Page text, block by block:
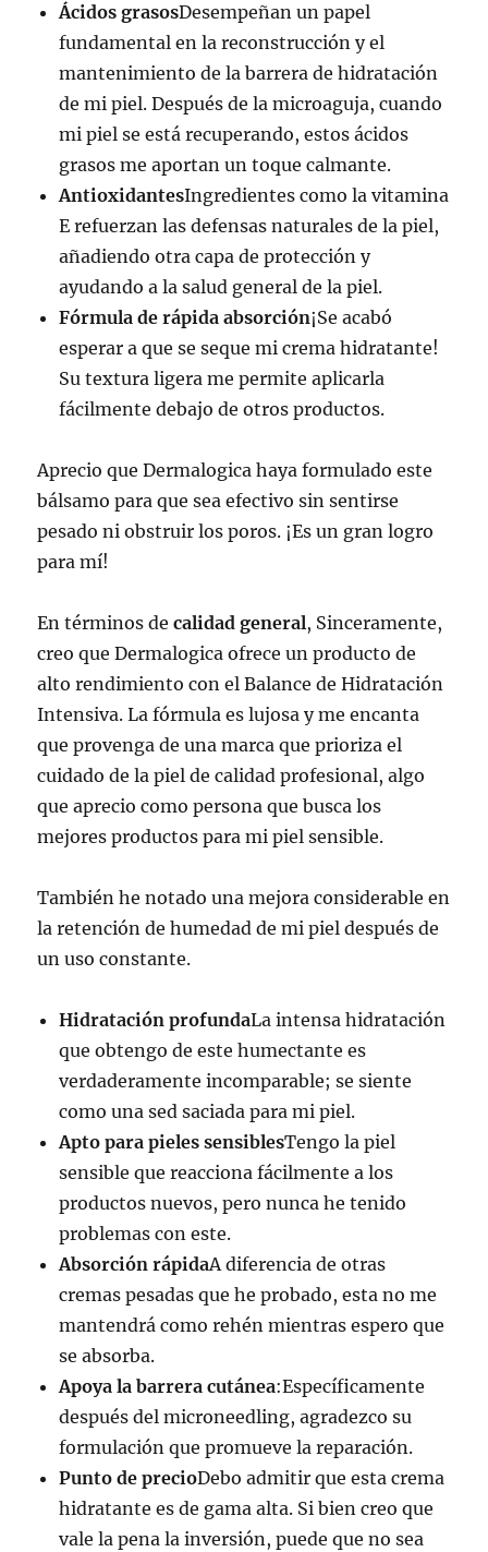
Ácidos grasosDesempeñan un papel
fundamental en la reconstrucción y el
mantenimiento de la barrera de hidratación
de mi piel. Después de la microaguja, cuando
mi piel se está recuperando, estos ácidos
grasos me aportan un toque calmante.
AntioxidantesIngredientes como la vitamina
E refuerzan las defensas naturales de la piel,
añadiendo otra capa de protección y
ayudando a la salud general de la piel.
Fórmula de rápida absorción¡Se acabó
esperar a que se seque mi crema hidratante!
Su textura ligera me permite aplicarla
fácilmente debajo de otros productos.
Aprecio que Dermalogica haya formulado este
bálsamo para que sea efectivo sin sentirse
pesado ni obstruir los poros. ¡Es un gran logro
para mí!
En términos decalidad general, Sinceramente,
creo que Dermalogica ofrece un producto de
alto rendimiento con el Balance de Hidratación
Intensiva. La fórmula es lujosa y me encanta
que provenga de una marca que prioriza el
cuidado de la piel de calidad profesional, algo
que aprecio como persona que busca los
mejores productos para mi piel sensible.
También he notado una mejora considerable en
la retención de humedad de mi piel después de
un uso constante.
Hidratación profundaLa intensa hidratación
que obtengo de este humectante es
verdaderamente incomparable; se siente
como una sed saciada para mi piel.
Apto para pieles sensiblesTengo la piel
sensible que reacciona fácilmente a los
productos nuevos, pero nunca he tenido
problemas con este.
Absorción rápidaA diferencia de otras
cremas pesadas que he probado, esta no me
mantendrá como rehén mientras espero que
se absorba.
Apoya la barrera cutánea:Específicamente
después del microneedling, agradezco su
formulación que promueve la reparación.
Punto de precioDebo admitir que esta crema
hidratante es de gama alta. Si bien creo que
vale la pena la inversión, puede que no sea